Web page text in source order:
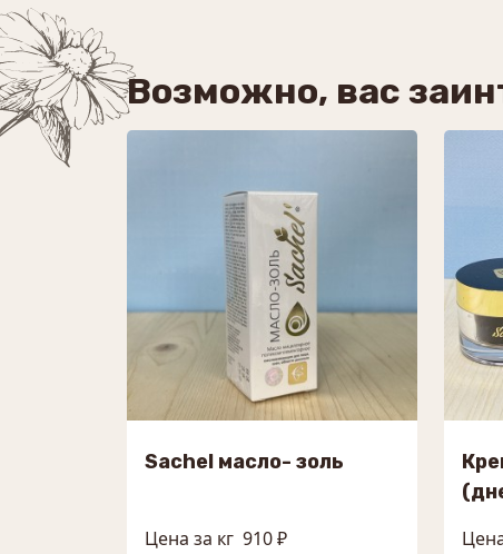
Возможно, вас
Sachel масло- золь
Цена за кг 910 ₽